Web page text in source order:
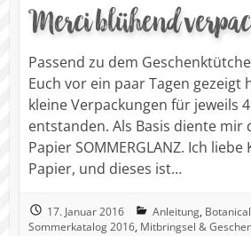
Merci blühend
Passend zu dem
Euch vor ein paar Tagen gezeigt
kleine Verpackungen für jeweils
entstanden. Als Basis diente mir
Papier SOMMERGLANZ. Ich liebe
Papier, und dieses ist…
17. Januar 2016 Anleitung,
Sommerkatalog 2016, Mitbringsel &